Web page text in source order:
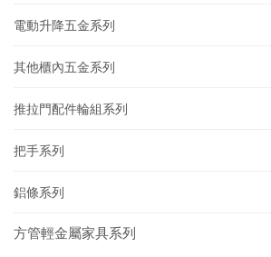
電動升降五金系列
其他櫃內五金系列
推拉門配件輪組系列
把手系列
鋁條系列
方管輕金屬家具系列